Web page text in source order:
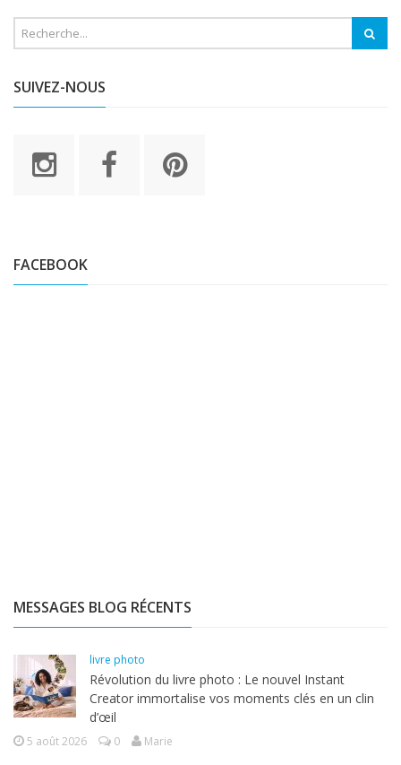
SUIVEZ-NOUS
FACEBOOK
MESSAGES BLOG RÉCENTS
livre photo
Révolution du livre photo : Le nouvel Instant
Creator immortalise vos moments clés en un clin
d’œil
5 août 2026 0 Marie